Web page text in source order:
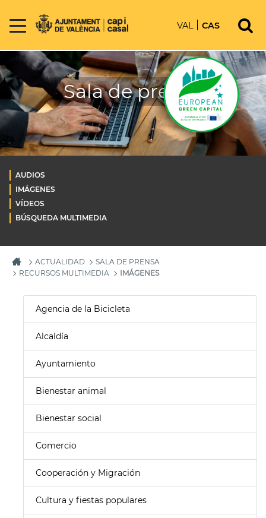
VAL CAS
Sala de prensa
AUDIOS
IMÁGENES
VÍDEOS
BÚSQUEDA MULTIMEDIA
ACTUALIDAD
SALA DE PRENSA
RECURSOS MULTIMEDIA
IMÁGENES
Agencia de la Bicicleta
Alcaldía
Ayuntamiento
Bienestar animal
Bienestar social
Comercio
Cooperación y Migración
Cultura y fiestas populares